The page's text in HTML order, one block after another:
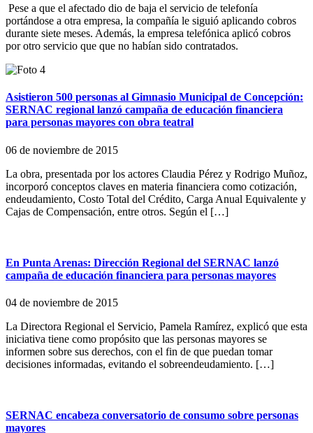
Pese a que el afectado dio de baja el servicio de telefonía
portándose a otra empresa, la compañía le siguió aplicando cobros
durante siete meses. Además, la empresa telefónica aplicó cobros
por otro servicio que que no habían sido contratados.
Asistieron 500 personas al Gimnasio Municipal de Concepción:
SERNAC regional lanzó campaña de educación financiera
para personas mayores con obra teatral
06 de noviembre de 2015
La obra, presentada por los actores Claudia Pérez y Rodrigo Muñoz,
incorporó conceptos claves en materia financiera como cotización,
endeudamiento, Costo Total del Crédito, Carga Anual Equivalente y
Cajas de Compensación, entre otros. Según el […]
En Punta Arenas: Dirección Regional del SERNAC lanzó
campaña de educación financiera para personas mayores
04 de noviembre de 2015
La Directora Regional el Servicio, Pamela Ramírez, explicó que esta
iniciativa tiene como propósito que las personas mayores se
informen sobre sus derechos, con el fin de que puedan tomar
decisiones informadas, evitando el sobreendeudamiento. […]
SERNAC encabeza conversatorio de consumo sobre personas
mayores